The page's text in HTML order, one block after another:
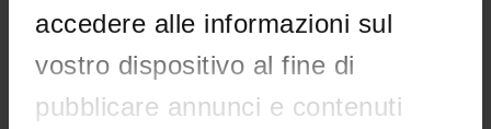
accedere alle informazioni sul
vostro dispositivo al fine di
pubblicare annunci e contenuti
Persone
Calendario